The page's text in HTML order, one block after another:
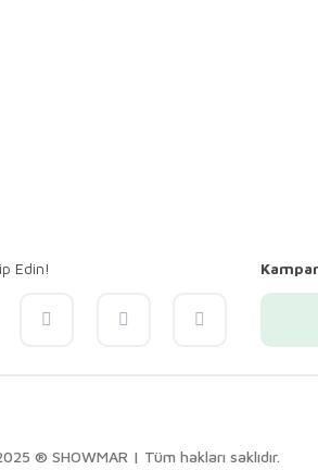
Edin!
® SHOWMAR | Tüm hakları saklıdır.